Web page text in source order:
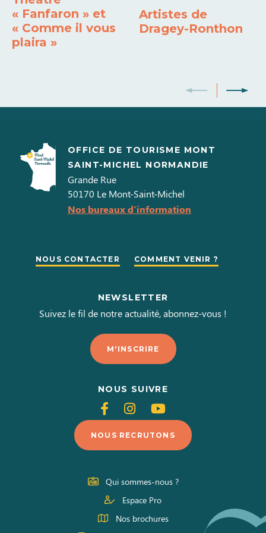
Sèche linge privatif
Draps et linges compris Four Four micro-ondes
Télévision
« Fanfaron » et
« Comme il vous
plaira »
Artistes de
Dragey-Ronthon
OFFICE DE TOURISME MONT
SAINT-MICHEL NORMANDIE
Grande Rue
50170 Le Mont-Saint-Michel
Nos bureaux d'information
NOUS CONTACTER COMMENT VENIR ?
NEWSLETTER
Suivez le fil de notre actualité, abonnez-vous !
M'INSCRIRE
NOUS SUIVRE
Suivez-
nous
sur
Facebook
Suivez-
nous
sur
Instagram
Suivez-
nous
sur
Youtube
NOUS RECRUTONS
Qui sommes-nous ?
Espace Pro
Nos brochures